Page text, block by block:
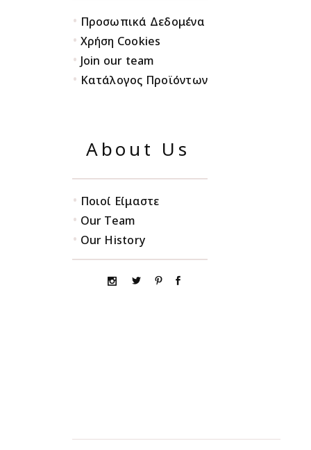
• Προσωπικά Δεδομένα
• Χρήση Cookies
• Join our team
• Κατάλογος Προϊόντων
About Us
• Ποιοί Είμαστε
• Our Team
• Our History